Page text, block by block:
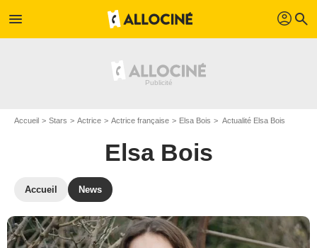
menu profil search
Accueil Stars Actrice Actrice française Elsa Bois Actualité Elsa Bois
Elsa Bois
Accueil News